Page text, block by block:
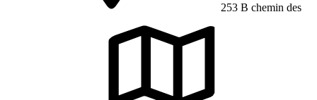
253 B chemin des